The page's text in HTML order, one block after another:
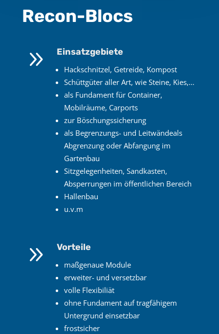
Recon-Blocs
9 Einsatzgebiete
Hackschnitzel, Getreide, Kompost
Schüttgüter aller Art, wie Steine, Kies,…
als Fundament für Container,
Mobilräume, Carports
zur Böschungssicherung
als Begrenzungs- und Leitwändeals
Abgrenzung oder Abfangung im
Gartenbau
Sitzgelegenheiten, Sandkasten,
Absperrungen im öffentlichen Bereich
Hallenbau
u.v.m
9 Vorteile
maßgenaue Module
erweiter- und versetzbar
volle Flexibiliät
ohne Fundament auf tragfähigem
Untergrund einsetzbar
frostsicher